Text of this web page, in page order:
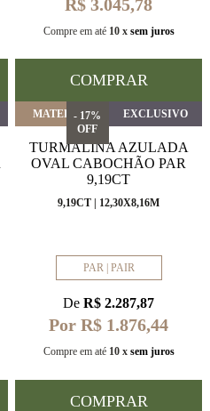
R$ 3.045,78
Compre em até 10 x sem juros
COMPRAR
- 17%
OFF
MATERIAL EXCLUSIVO
TURMALINA AZULADA
OVAL CABOCHÃO PAR
9,19CT
9,19CT | 12,30X8,16M
PAR | PAIR
DeR$ 2.287,87
Por R$ 1.876,44
Compre em até 10 x sem juros
COMPRAR